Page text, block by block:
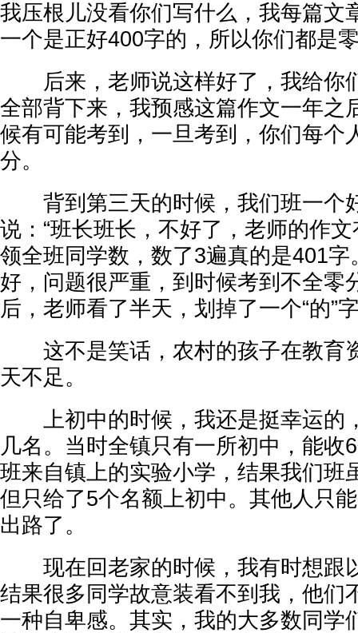
我压根儿没看你们写什么，我每篇文
一个是正好400字的，所以你们都是
后来，老师说这样好了，我给你
全部背下来，我预感这篇作文一年之
候有可能考到，一旦考到，你们每个
分。
背到第三天的时候，我们班一个
说：“班长班长，不好了，老师的作
领全班同学数，数了3遍真的是401字
好，问题很严重，到时候考到不全零
后，老师看了半天，划掉了一个“的”
这不是笑话，农村的孩子在教育
天不足。
上初中的时候，我还是挺幸运的
几名。当时全镇只有一所初中，能收
班来自镇上的实验小学，结果我们班
但只给了5个名额上初中。其他人只
出路了。
现在回老家的时候，我有时想跟
结果很多同学故意装看不到我，他们
一种自卑感。其实，我的大多数同学